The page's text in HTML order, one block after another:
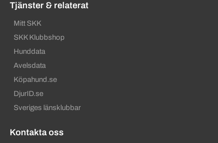
Tjänster & relaterat
Mitt SKK
SKK Klubbshop
Hunddata
Avelsdata
Köpahund.se
DjurID.se
Sveriges länsklubbar
Kontakta oss